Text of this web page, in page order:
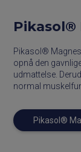
Pikasol®
Pikasol®
opnå den
udmattelse.
normal
Pikasol®